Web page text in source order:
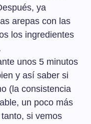
ya
arepas con las
los ingredientes
unos 5 minutos
y así saber si
(la consistencia
un poco más
si vemos